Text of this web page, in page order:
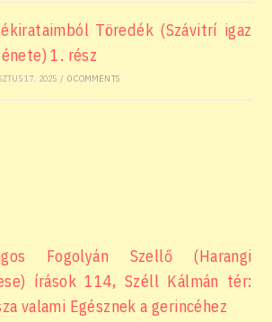
Töredék (Szávitrí igaz
1. rész
17, 2025 / 0 COMMENTS
Fogolyán Szellő (Harangi
írások 114, Széll Kálmán tér:
valami Egésznek a gerincéhez